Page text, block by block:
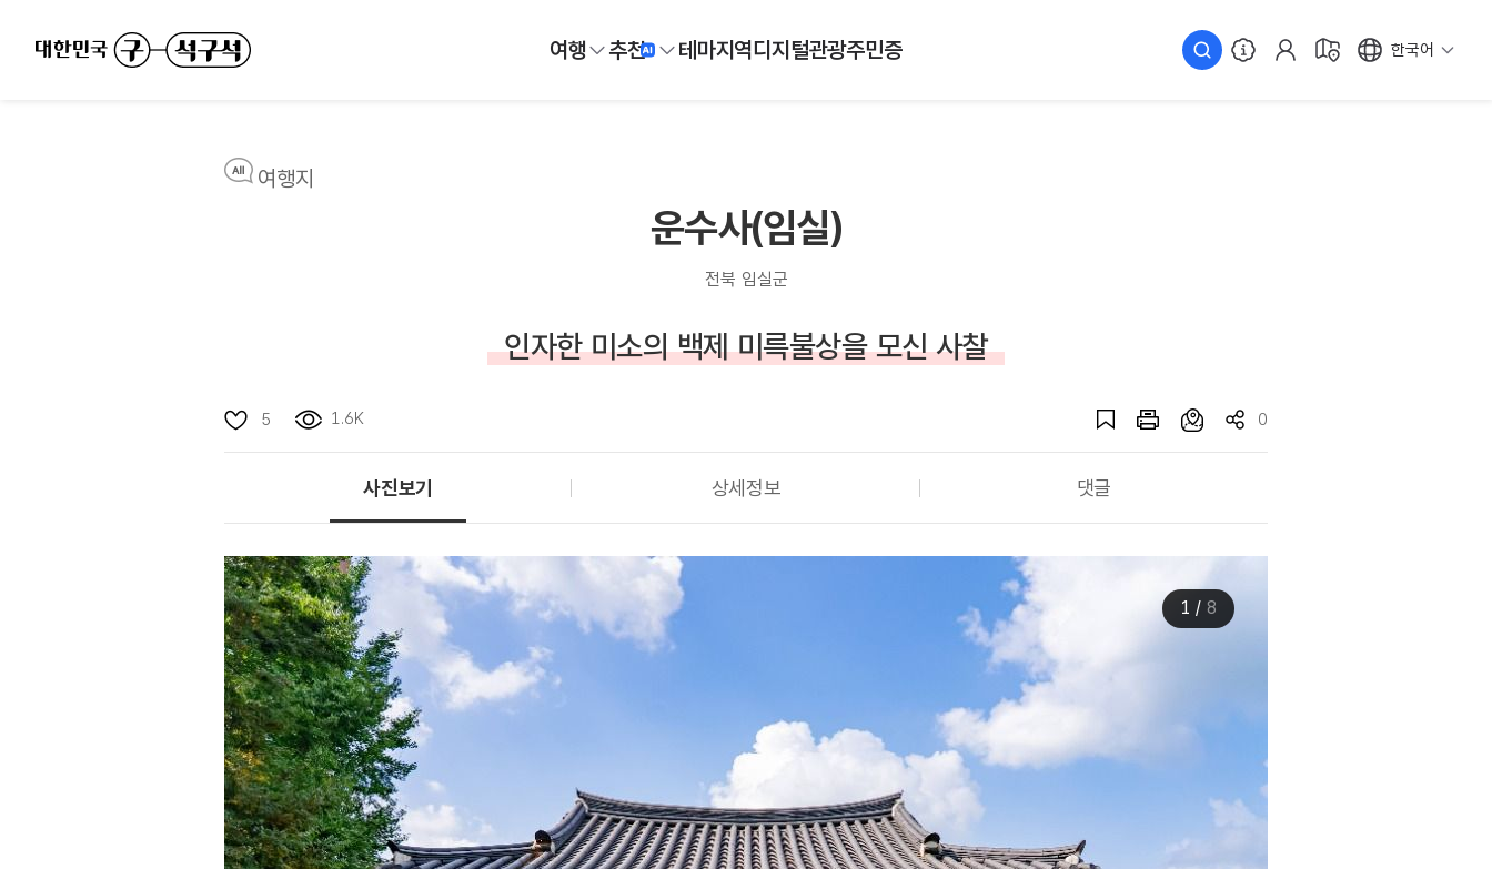
여행 추천 테마지역디지털관광주민증 한국어
여행지
운수사(임실)
전북 임실군
인자한 미소의 백제 미륵불상을 모신 사찰
5 1.6K 0
사진보기 상세정보 댓글
1 / 8